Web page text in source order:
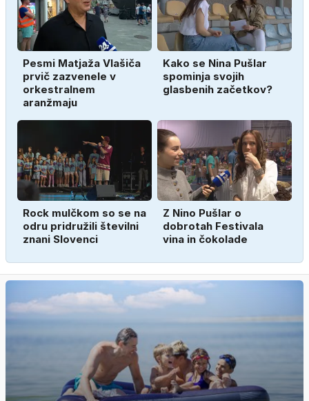
Pesmi Matjaža Vlašiča
prvič zazvenele v
orkestralnem
aranžmaju
Kako se Nina Pušlar
spominja svojih
glasbenih začetkov?
Rock mulčkom so se na
odru pridružili številni
znani Slovenci
Z Nino Pušlar o
dobrotah Festivala
vina in čokolade